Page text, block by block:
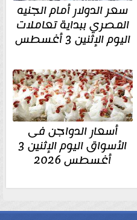
سعر الدولار أمام الجنيه
المصري ببداية تعاملات
اليوم الإثنين 3 أغسطس
أسعار الدواجن فى
الأسواق اليوم الإثنين 3
أغسطس 2026